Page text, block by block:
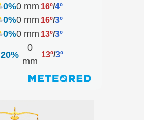
0%0 mm 16º/4º
0%0 mm 16º/3º
0%0 mm 13º/3º
20%
0
mm
13º/3º